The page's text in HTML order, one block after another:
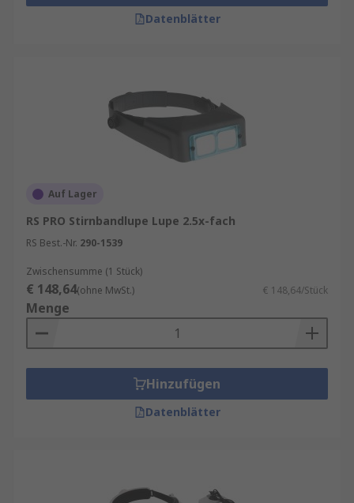
Datenblätter
Auf Lager
RS PRO Stirnbandlupe Lupe 2.5x-fach
RS Best.-Nr. 290-1539
Zwischensumme (1 Stück)
€ 148,64(ohne MwSt.) € 148,64/Stück
Menge
Hinzufügen
Datenblätter